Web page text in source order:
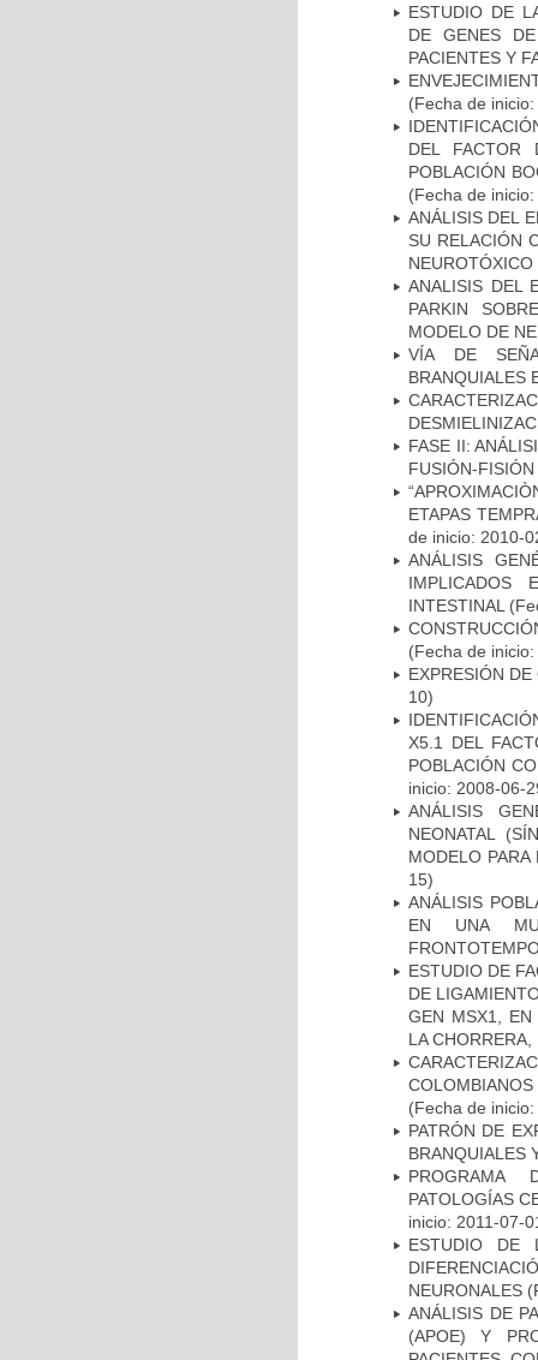
ESTUDIO DE
DE GENES
PACIENTES Y
(Fecha de
DEL FACTOR
POBLACIÓN
(Fecha de
ANÁLISIS DEL
SU RELACIÓN
NEUROTÓXICO
ANALISIS DEL
PARKIN
MODELO DE
VÍA DE
BRANQUIALES
FASE II:
FUSIÓN-
ETAPAS
de inicio: 2010-
ANÁLISIS
IMPLICADOS
INTESTINAL
(Fecha de
EXPRESIÓN
10)
X5.1 DEL
POBLACIÓN
inicio: 2008-06-
ANÁLISIS
NEONATAL
MODELO
15)
ANÁLISIS
EN UNA
ESTUDIO DE
DE
GEN MSX1, EN
LA
(Fecha de
PATRÓN DE
BRANQUIALES
PROGRAMA
PATOLOGÍAS
inicio: 2011-07-
ESTUDIO DE
NEURONALES
ANÁLISIS DE
(APOE) Y